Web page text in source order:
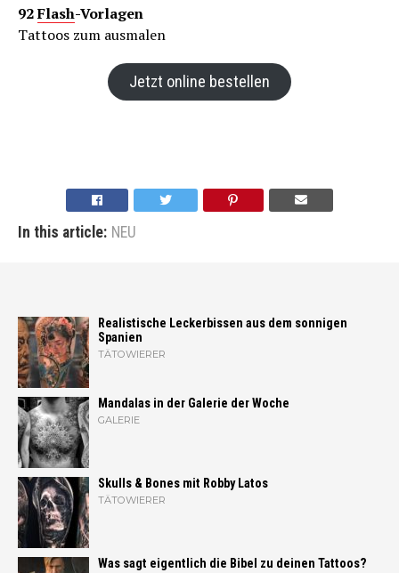
92Flash-Vorlagen
Tattoos zum ausmalen
Jetzt online bestellen
In this article: NEU
Realistische Leckerbissen aus dem sonnigen
Spanien
TÄTOWIERER
Mandalas in der Galerie der Woche
GALERIE
Skulls & Bones mit Robby Latos
TÄTOWIERER
Was sagt eigentlich die Bibel zu deinen Tattoos?